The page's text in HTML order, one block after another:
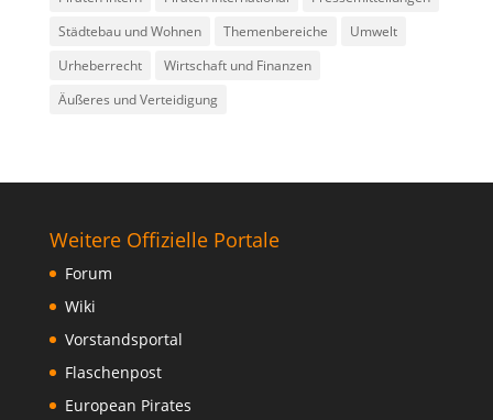
Städtebau und Wohnen
Themenbereiche
Umwelt
Urheberrecht
Wirtschaft und Finanzen
Äußeres und Verteidigung
Weitere Offizielle Portale
Forum
Wiki
Vorstandsportal
Flaschenpost
European Pirates